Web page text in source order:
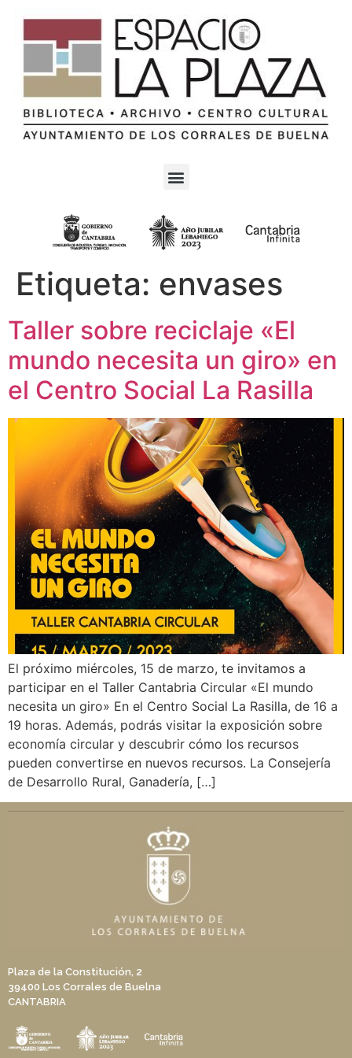
Etiqueta: envases
Taller sobre reciclaje «El
mundo necesita un giro» en
el Centro Social La Rasilla
El próximo miércoles, 15 de marzo, te invitamos a
participar en el Taller Cantabria Circular «El mundo
necesita un giro» En el Centro Social La Rasilla, de 16 a
19 horas. Además, podrás visitar la exposición sobre
economía circular y descubrir cómo los recursos
pueden convertirse en nuevos recursos. La Consejería
de Desarrollo Rural, Ganadería, […]
Plaza de la Constitución, 2
39400 Los Corrales de Buelna
CANTABRIA